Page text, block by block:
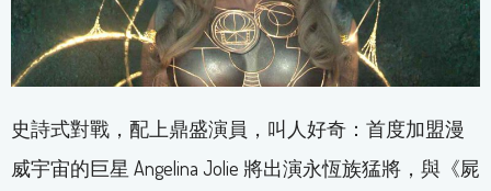
史詩式對戰，配上鼎盛演員，叫人好奇：首度加盟漫
威宇宙的巨星 Angelina Jolie 將出演永恆族猛將，與《屍